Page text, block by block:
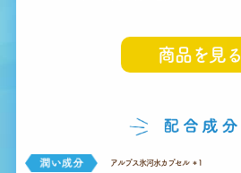
商品を見る
アルプス氷河水カプセル ＊ 1